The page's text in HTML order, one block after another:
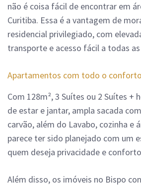
não é coisa fácil de encontrar em
Curitiba. Essa é a vantagem de
residencial privilegiado, com
transporte e acesso fácil a todas
Apartamentos com todo o conforto
Com 128m², 3 Suítes ou 2 Suítes +
de estar e jantar, ampla sacada
carvão, além do Lavabo, cozinha e
parece ter sido planejado com um
quem deseja privacidade e
Além disso, os imóveis no Bispo